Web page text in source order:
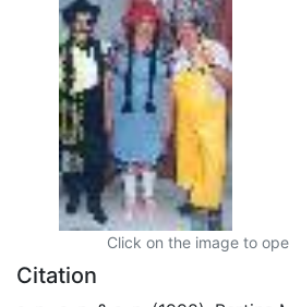
Click on the image to
Citation